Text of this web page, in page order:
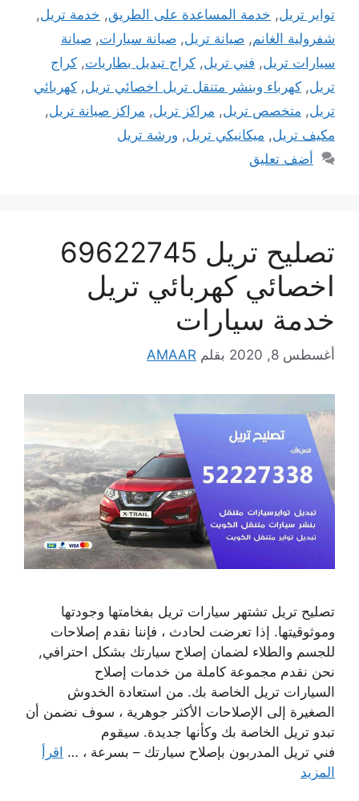
تواير تريل, خدمة المساعدة على الطريق, خدمة تريل,
شفرولية الغانم, صيانة تريل, صيانة سيارات, صيانة
سيارات تريل, فني تريل, كراج تبديل بطاريات, كراج
تريل, كهرباء وبنشر متنقل تريل اخصائي تريل, كهربائي
تريل, متخصص تريل, مراكز تريل, مراكز صيانة تريل,
مكيف تريل, ميكانيكي تريل, ورشة تريل
أضف تعليق
تصليح تريل 69622745
اخصائي كهربائي تريل
خدمة سيارات
أغسطس 8, 2020 بقلم AMAAR
تصليح تريل تشتهر سيارات تريل بفخامتها وجودتها
وموثوقيتها. إذا تعرضت لحادث ، فإننا نقدم إصلاحات
للجسم والطلاء لضمان إصلاح سيارتك بشكل احترافي,
نحن نقدم مجموعة كاملة من خدمات إصلاح
السيارات تريل الخاصة بك. من استعادة الخدوش
الصغيرة إلى الإصلاحات الأكثر جوهرية ، سوف نضمن أن
تبدو تريل الخاصة بك وكأنها جديدة. سيقوم
فني تريل المدربون بإصلاح سيارتك – بسرعة ، … اقرأ
المزيد